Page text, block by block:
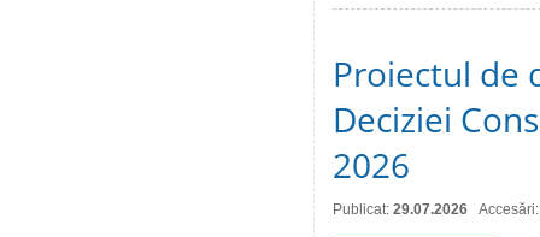
Proiectul de
Deciziei
2026
Publicat: 29.07.2026